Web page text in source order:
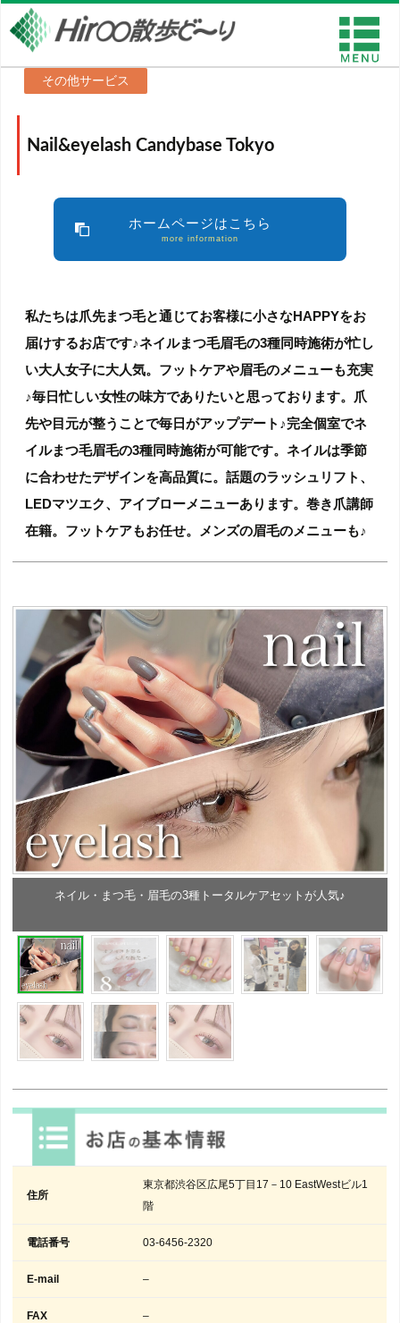
その他サービス
Nail&eyelash Candybase Tokyo
ホームページはこちら
more information
私たちは爪先まつ毛と通じてお客様に小さなHAPPYをお
届けするお店です♪ネイルまつ毛眉毛の3種同時施術が忙し
い大人女子に大人気。フットケアや眉毛のメニューも充実
♪毎日忙しい女性の味方でありたいと思っております。爪
先や目元が整うことで毎日がアップデート♪完全個室でネ
イルまつ毛眉毛の3種同時施術が可能です。ネイルは季節
に合わせたデザインを高品質に。話題のラッシュリフト、
LEDマツエク、アイブローメニューあります。巻き爪講師
在籍。フットケアもお任せ。メンズの眉毛のメニューも♪
ネイル・まつ毛・眉毛の3種トータルケアセットが人気♪
住所
東京都渋谷区広尾5丁目17－10 EastWestビル1
階
電話番号 03-6456-2320
E-mail –
FAX –